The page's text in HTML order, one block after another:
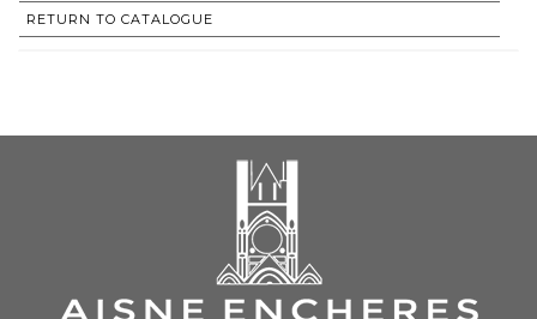
RETURN TO CATALOGUE